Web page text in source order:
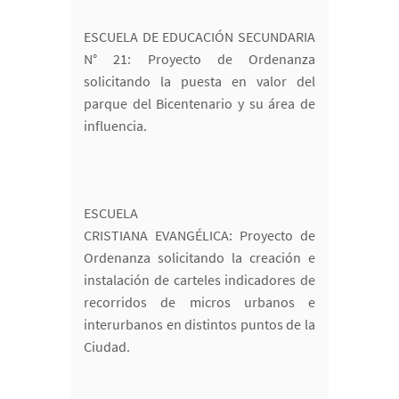
ESCUELA DE EDUCACIÓN SECUNDARIA
N° 21: Proyecto de Ordenanza
solicitando la puesta en valor del
parque del Bicentenario y su área de
influencia.
ESCUELA
CRISTIANA EVANGÉLICA: Proyecto de
Ordenanza solicitando la creación e
instalación de carteles indicadores de
recorridos de micros urbanos e
interurbanos en distintos puntos de la
Ciudad.